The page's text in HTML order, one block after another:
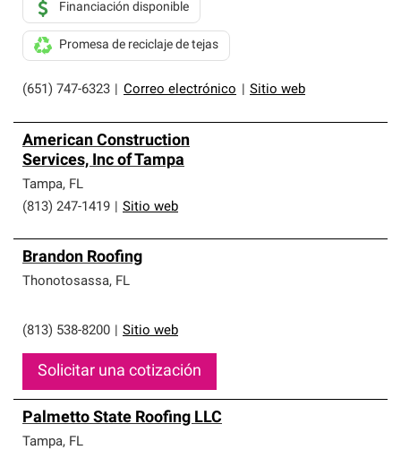
(651) 747-6323 Correo electrónico Sitio web
Financiación disponible
Promesa de reciclaje de tejas
American Construction
Services, Inc of Tampa
Tampa, FL
(813) 247-1419
Sitio web
Brandon Roofing
Thonotosassa, FL
(813) 538-8200 Sitio web
Solicitar una cotización
Palmetto State Roofing LLC
Tampa, FL